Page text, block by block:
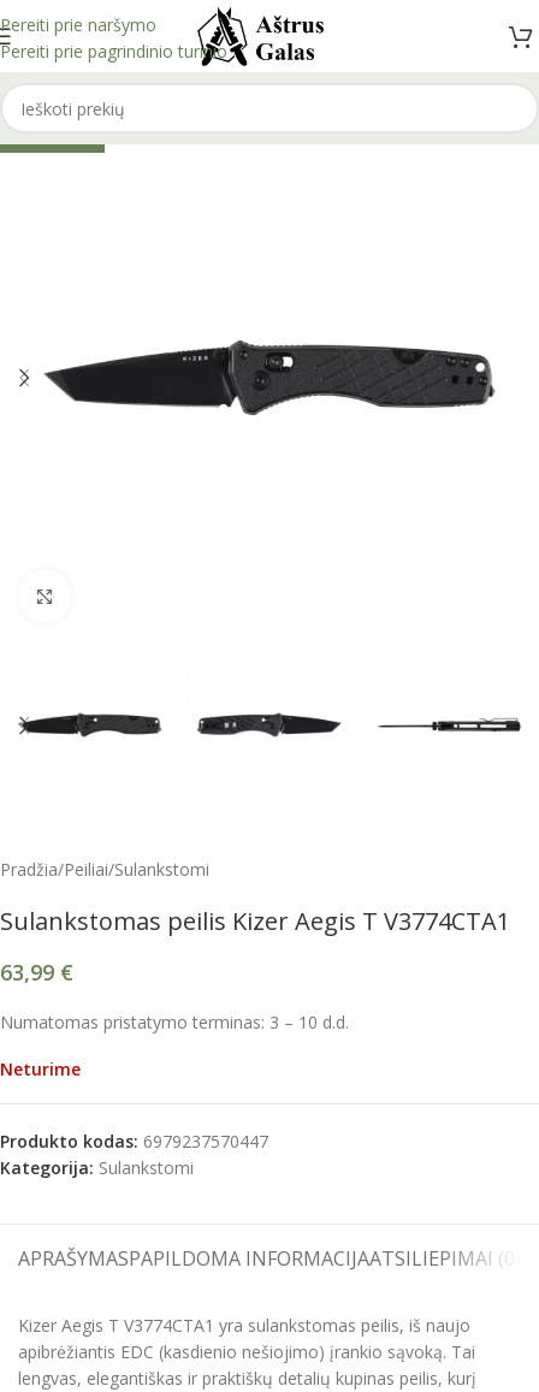
Pereiti prie naršymo
Pereiti prie pagrindinio turinio
Pradžia/Peiliai/Sulankstomi
Sulankstomas peilis Kizer Aegis T V3774CTA1
63,99 €
Numatomas pristatymo terminas: 3 – 10 d.d.
Neturime
Produkto kodas: 6979237570447
Kategorija: Sulankstomi
APRAŠYMASPAPILDOMA INFORMACIJAATSILIEPIMAI (0)
Kizer Aegis T V3774CTA1 yra sulankstomas peilis, iš naujo
apibrėžiantis EDC (kasdienio nešiojimo) įrankio sąvoką. Tai
lengvas, elegantiškas ir praktiškų detalių kupinas peilis, kurį